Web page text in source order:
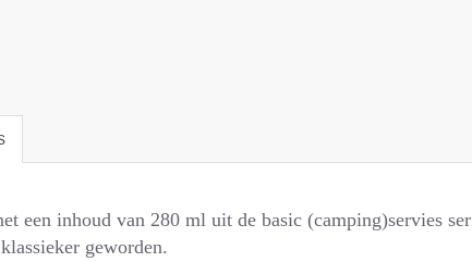
een inhoud van 280 ml uit de basic (camping)servies
geworden.